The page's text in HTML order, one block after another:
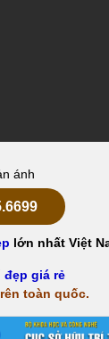
ánh
lớn nhất Việt
đẹp giá rẻ
toàn quốc.